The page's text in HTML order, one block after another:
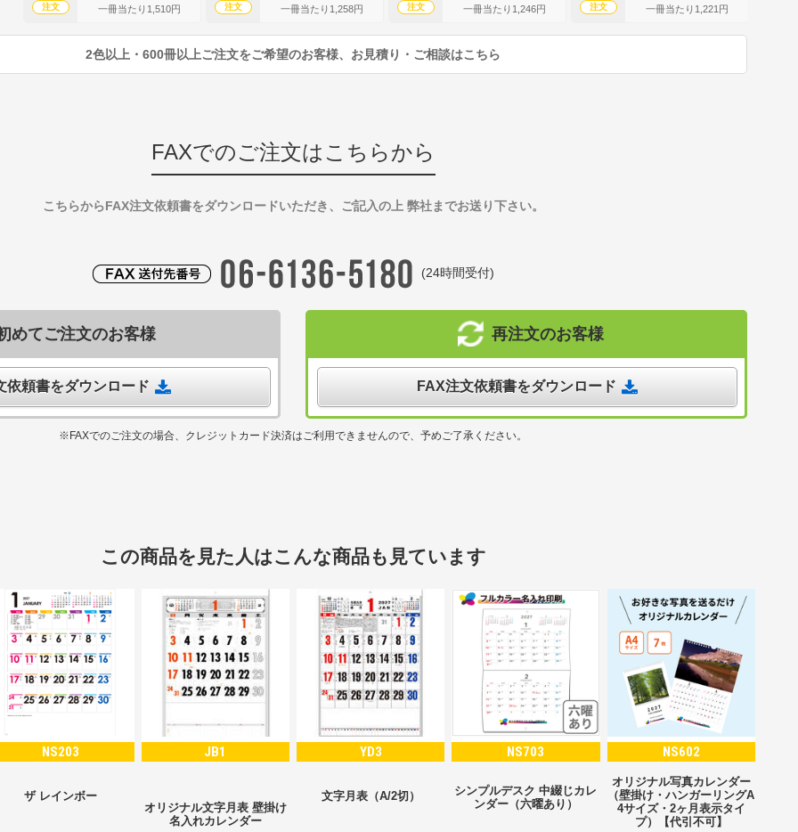
注文 一冊当たり1,510円 注文 一冊当たり1,258円 注文 一冊当たり1,246円 注文 一冊当たり1,221円
2色以上・600冊以上ご注文をご希望のお客様、お見積り・ご相談はこちら
FAXでのご注文はこちらから
こちらからFAX注文依頼書をダウンロードいただき、ご記入の上 弊社までお送り下さい。
(24時間受付)
めてご注文のお客様
依頼書をダウンロード
再注文のお客様
FAX注文依頼書をダウンロード
※FAXでのご注文の場合、クレジットカード決済はご利用できませんので、予めご了承ください。
この商品を見た人はこんな商品も見ています
NS203
ザ レインボー
JB1
オリジナル文字月表 壁掛け
名入れカレンダー
YD3
文字月表（A/2切）
NS703
シンプルデスク 中綴じカレ
ンダー（六曜あり）
NS602
オリジナル写真カレンダー
（壁掛け・ハンガーリングA
4サイズ・2ヶ月表示タイ
プ）【代引不可】